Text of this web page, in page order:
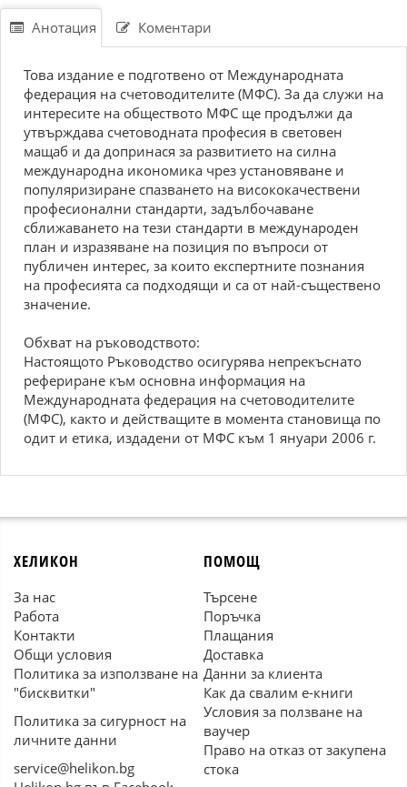
Анотация Коментари
Това издание е подготвено от Международната
федерация на счетоводителите (МФС). За да служи на
интересите на обществото МФС ще продължи да
утвърждава счетоводната професия в световен
мащаб и да допринася за развитието на силна
международна икономика чрез установяване и
популяризиране спазването на висококачествени
професионални стандарти, задълбочаване
сближаването на тези стандарти в международен
план и изразяване на позиция по въпроси от
публичен интерес, за които експертните познания
на професията са подходящи и са от най-съществено
значение.
Обхват на ръководството:
Настоящото Ръководство осигурява непрекъснато
рефериране към основна информация на
Международната федерация на счетоводителите
(МФС), както и действащите в момента становища по
одит и етика, издадени от МФС към 1 януари 2006 г.
ХЕЛИКОН
За нас
Работа
Контакти
Общи условия
Политика за използване на
"бисквитки"
Политика за сигурност на
личните данни
service@helikon.bg
ПОМОЩ
Търсене
Поръчка
Плащания
Доставка
Данни за клиента
Как да свалим е-книги
Условия за ползване на
ваучер
Право на отказ от закупена
стока